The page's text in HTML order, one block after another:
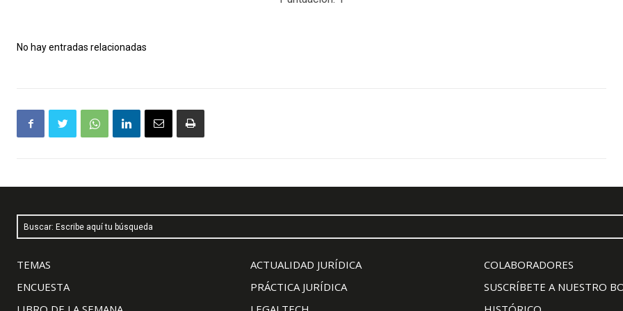
No hay entradas relacionadas
Buscar: Escribe aquí tu búsqueda
TEMAS
ENCUESTA
ACTUALIDAD JURÍDICA
PRÁCTICA JURÍDICA
COLABORADORES
SUSCRÍBETE A NUESTRO